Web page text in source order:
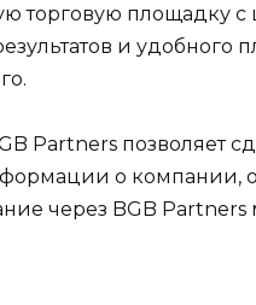
торговую площадку
и удобного
позволяет
о компании,
через BGB